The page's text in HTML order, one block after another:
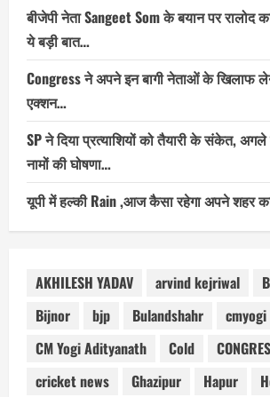
बीजेपी नेता Sangeet Som के बयान पर रालोद
ये बड़ी बात…
Congress ने अपने इन बागी नेताओं के खिलाफ
एक्शन…
SP ने दिया प्रत्याशियों को तैयारी के संकेत,
नामों की घोषणा…
यूपी में हल्की Rain ,आज कैसा रहेगा अपने शहर
AKHILESH YADAV arvind kejriwal
Bijnor
bjp Bulandshahr cmyogi
CM Yogi Adityanath
Cold
cricket news
Ghazipur Hapur